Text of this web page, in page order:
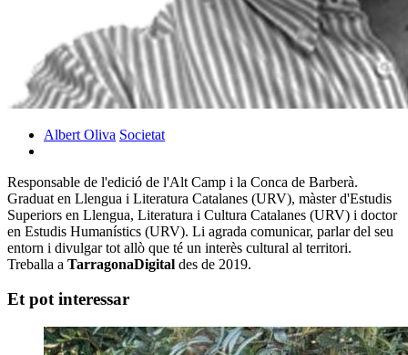
Albert Oliva Societat
Responsable de l'edició de l'Alt Camp i la Conca de Barberà.
Graduat en Llengua i Literatura Catalanes (URV), màster d'Estudis
Superiors en Llengua, Literatura i Cultura Catalanes (URV) i doctor
en Estudis Humanístics (URV). Li agrada comunicar, parlar del seu
entorn i divulgar tot allò que té un interès cultural al territori.
Treballa a TarragonaDigital des de 2019.
Et pot interessar